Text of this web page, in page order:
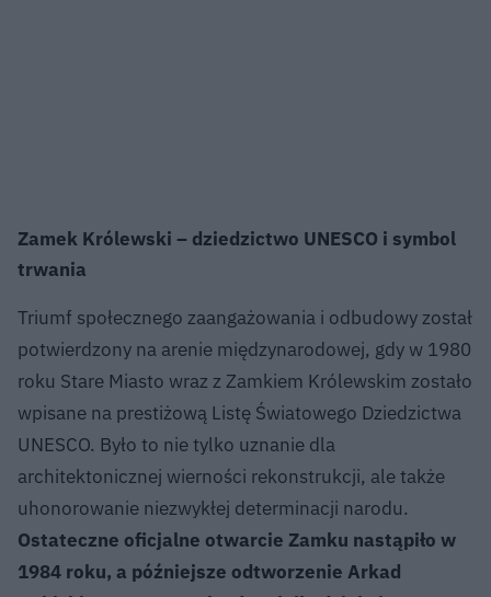
Zamek Królewski – dziedzictwo UNESCO i symbol
trwania
Triumf społecznego zaangażowania i odbudowy został
potwierdzony na arenie międzynarodowej, gdy w 1980
roku Stare Miasto wraz z Zamkiem Królewskim zostało
wpisane na prestiżową Listę Światowego Dziedzictwa
UNESCO. Było to nie tylko uznanie dla
architektonicznej wierności rekonstrukcji, ale także
uhonorowanie niezwykłej determinacji narodu.
Ostateczne oficjalne otwarcie Zamku nastąpiło w
1984 roku, a późniejsze odtworzenie Arkad